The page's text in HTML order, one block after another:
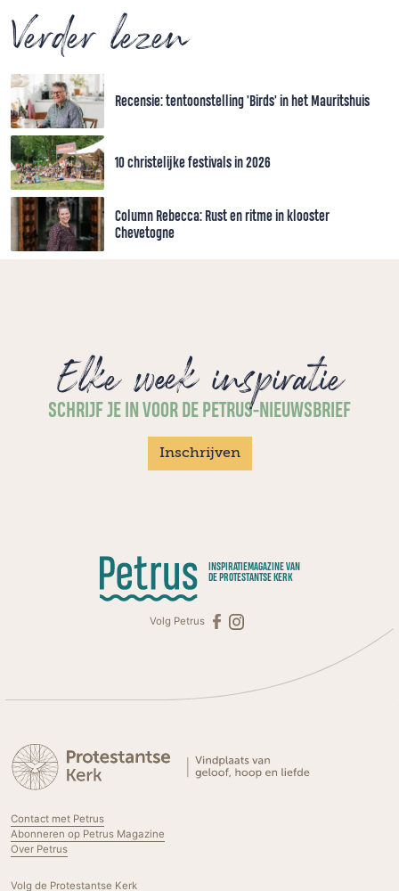
Verder lezen
Recensie: tentoonstelling 'Birds' in het Mauritshuis
10 christelijke festivals in 2026
Column Rebecca: Rust en ritme in klooster
Chevetogne
Elke week inspiratie
SCHRIJF JE IN VOOR DE PETRUS-NIEUWSBRIEF
Inschrijven
INSPIRATIEMAGAZINE VAN
DE PROTESTANTSE KERK
Volg Petrus
Contact met Petrus
Abonneren op Petrus Magazine
Over Petrus
Volg de Protestantse Kerk